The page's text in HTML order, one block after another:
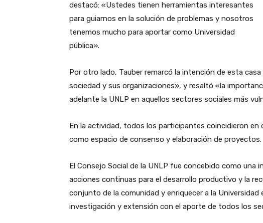
destacó: «Ustedes tienen herramientas interesantes
para guiarnos en la solución de problemas y nosotros
tenemos mucho para aportar como Universidad
pública».
Por otro lado, Tauber remarcó la intención de esta
sociedad y sus organizaciones», y resaltó «la
adelante la UNLP en aquellos sectores sociales más
En la actividad, todos los participantes coincidieron en
como espacio de consenso y elaboración de proyectos.
El Consejo Social de la UNLP fue concebido como una
acciones continuas para el desarrollo productivo y la
conjunto de la comunidad y enriquecer a la
investigación y extensión con el aporte de todos los